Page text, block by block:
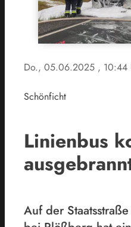
Do., 05.06.2025 , 10:44
Schönficht
Linienbus
Auf der